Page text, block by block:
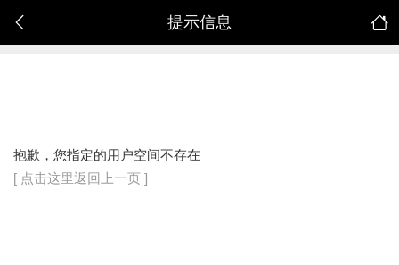
提示信息
抱歉，您指定的用户空间不存在
[ 点击这里返回上一页 ]